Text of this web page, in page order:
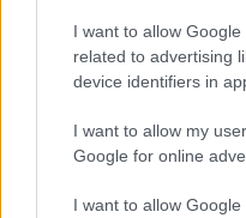
I want to allow
related to advertising
device identifiers in
I want to allow my
Google for online
I want to allow